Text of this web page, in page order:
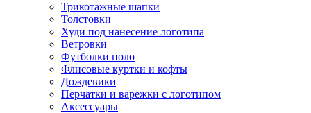
Трикотажные шапки
Толстовки
Худи под нанесение логотипа
Ветровки
Футболки поло
Флисовые куртки и кофты
Дождевики
Перчатки и варежки с логотипом
Аксессуары